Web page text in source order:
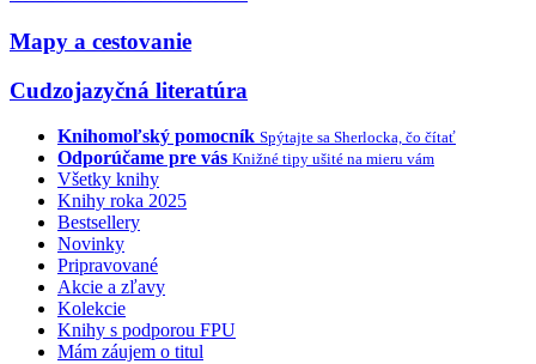
Mapy a cestovanie
Cudzojazyčná literatúra
Knihomoľský pomocník Spýtajte sa Sherlocka, čo čítať
Odporúčame pre vás Knižné tipy ušité na mieru vám
Všetky knihy
Knihy roka 2025
Bestsellery
Novinky
Pripravované
Akcie a zľavy
Kolekcie
Knihy s podporou FPU
Mám záujem o titul